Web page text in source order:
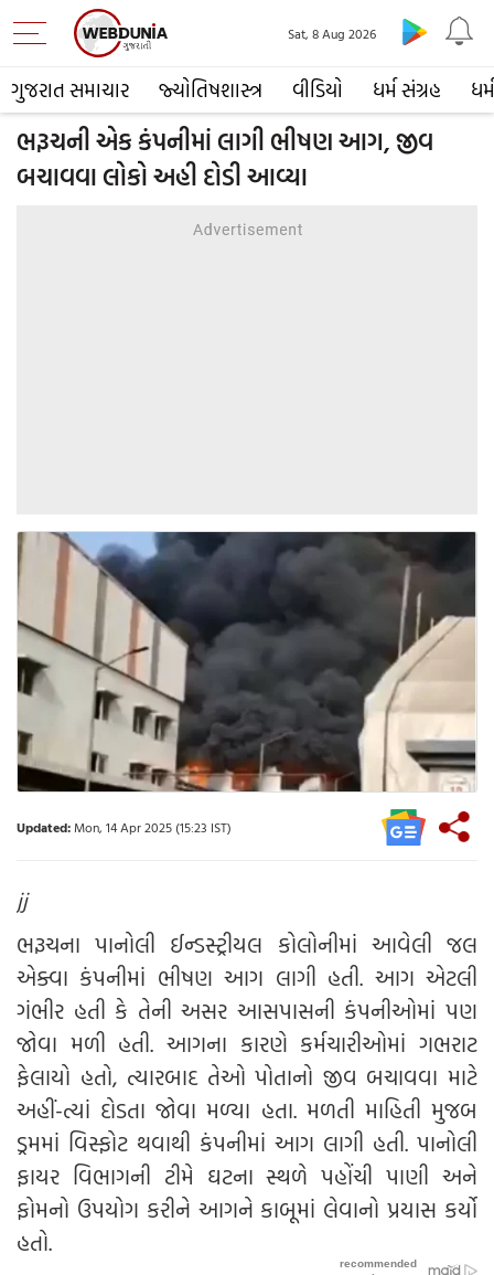
ગુજરાત સમાચાર જ્યોતિષશાસ્ત્ર વીડિયો ધર્મ સંગ્રહ ધર્મ
Sat, 8 Aug 2026
ભરૂચની એક કંપનીમાં લાગી ભીષણ આગ, જીવ
બચાવવા લોકો અહી દોડી આવ્યા
Updated:Mon, 14 Apr 2025 (15:23 IST)
jj
ભરૂચના પાનોલી ઈન્ડસ્ટ્રીયલ કોલોનીમાં આવેલી જલ
એક્વા કંપનીમાં ભીષણ આગ લાગી હતી. આગ એટલી
ગંભીર હતી કે તેની અસર આસપાસની કંપનીઓમાં પણ
જોવા મળી હતી. આગના કારણે કર્મચારીઓમાં ગભરાટ
ફેલાયો હતો, ત્યારબાદ તેઓ પોતાનો જીવ બચાવવા માટે
અહીં-ત્યાં દોડતા જોવા મળ્યા હતા. મળતી માહિતી મુજબ
ડ્રમમાં વિસ્ફોટ થવાથી કંપનીમાં આગ લાગી હતી. પાનોલી
ફાયર વિભાગની ટીમે ઘટના સ્થળે પહોંચી પાણી અને
ફોમનો ઉપયોગ કરીને આગને કાબૂમાં લેવાનો પ્રયાસ કર્યો
હતો.